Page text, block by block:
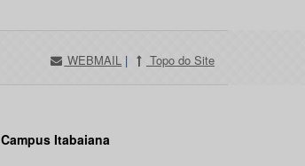
WEBMAIL | Topo do Site
Campus Itabaiana